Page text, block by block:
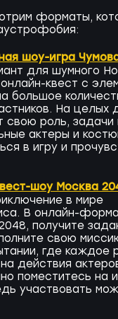
форматы,
шоу-игра
для шумного
квест с
большое
На целых
свою роль, задачи
актеры и
в игру и
шоу Москва
в мире
В онлайн-
получите
свою
где каждое
действия
поместитесь на
участвовать